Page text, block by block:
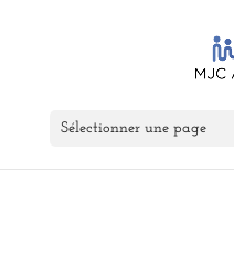
Sélectionner une page